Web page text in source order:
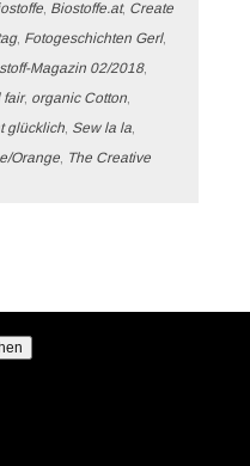
, Biostoffe.at, Create
, Fotogeschichten Gerl,
Magazin 02/2018,
fair, organic Cotton,
glücklich, Sew la la,
Orange, The Creative